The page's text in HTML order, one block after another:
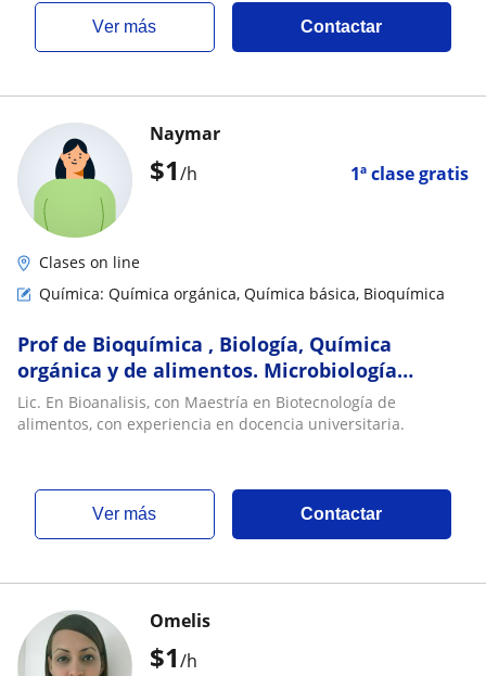
ver más Contactar
$1/h 1ª clase gratis
Naymar
Clases on line
Química: Química orgánica, Química básica, Bioquímica
Prof de Bioquímica , Biología, Química
orgánica y de alimentos. Microbiología
general y de alimentos
Lic. En Bioanalisis, con Maestría en Biotecnología de
alimentos, con experiencia en docencia universitaria.
ver más Contactar
$1/h
Omelis